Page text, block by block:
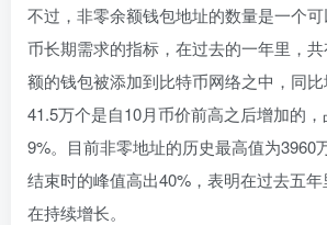
不过，非零余额钱包地址的数量是一个
币长期需求的指标，在过去的一年里，
额的钱包被添加到比特币网络之中，同
41.5万个是自10月币价前高之后增加的
9%。目前非零地址的历史最高值为3960
结束时的峰值高出40%，表明在过去五
在持续增长。